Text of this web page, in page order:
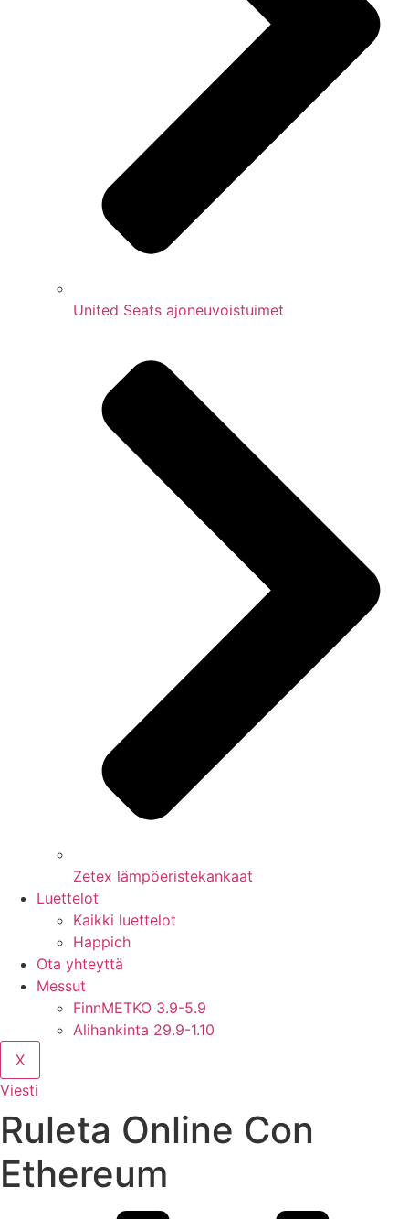
United Seats ajoneuvoistuimet
Zetex lämpöeristekankaat
Luettelot
Kaikki luettelot
Happich
Ota yhteyttä
Messut
FinnMETKO 3.9-5.9
Alihankinta 29.9-1.10
X
Viesti
Ruleta Online Con
Ethereum